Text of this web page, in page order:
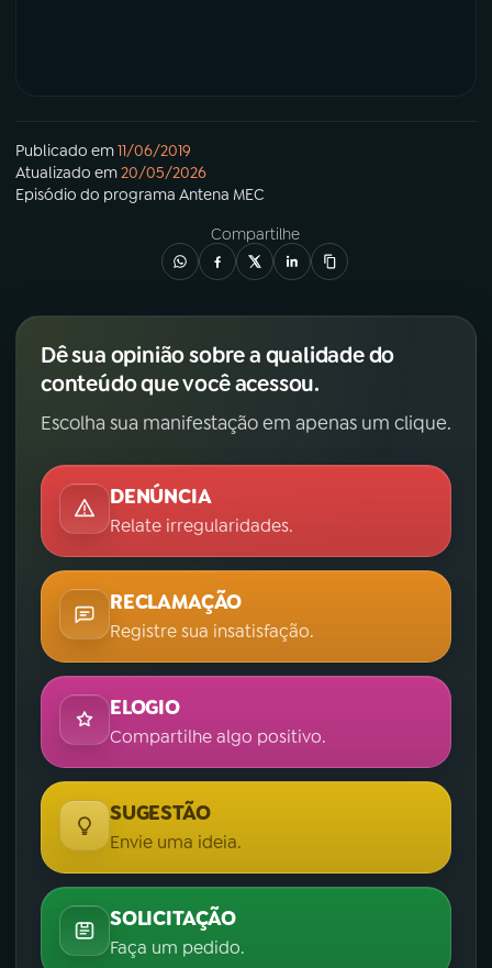
Publicado em11/06/2019
Atualizado em20/05/2026
Episódio do programa Antena MEC
Compartilhe
Dê sua opinião sobre a qualidade do
conteúdo que você acessou.
Escolha sua manifestação em apenas um clique.
DENÚNCIA
Relate irregularidades.
RECLAMAÇÃO
Registre sua insatisfação.
ELOGIO
Compartilhe algo positivo.
SUGESTÃO
Envie uma ideia.
SOLICITAÇÃO
Faça um pedido.